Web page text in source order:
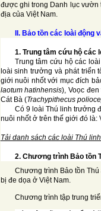
được ghi trong Danh lục
địa của Việt Nam.
II. Bảo tồn các loài động
1. Trung tâm cứu hộ các
Trung tâm cứu hộ các
loài sinh trưởng và phát triển
giới nuôi nhốt với mục đích
laotum hatinhensis), Voọc đen
Cát Bà (Trachypithecus
Có 9 loài Thú linh trưởng
nuôi nhốt ở trên thế giới đó là:
Tải danh sách các loài Thú
2. Chương trình Bảo tồn
Chương trình Bảo tồn Thú
bị đe dọa ở Việt Nam.
Chương trình tập trung